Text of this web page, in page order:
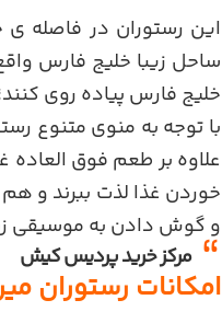
این رستوران در فاصله
ساحل زیبا خلیج فارس
خلیج فارس پیاده روی
با توجه به منوی متنوع
علاوه بر طعم فوق العاده
خوردن غذا لذت ببرند و هم
و گوش دادن به موسیقی
مرکز خرید پردیس کیش
امکانات رستوران